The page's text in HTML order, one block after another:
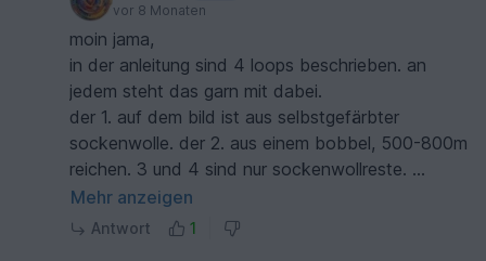
vor 8 Monaten
moin jama,
in der anleitung sind 4 loops beschrieben. an
jedem steht das garn mit dabei.
der 1. auf dem bild ist aus selbstgefärbter
sockenwolle. der 2. aus einem bobbel, 500-800m
reichen. 3 und 4 sind nur sockenwollreste.
such mal auf instagram nach #noosekal. dann
hast 1000 verschiedene :-D
Mehr anzeigen
Antwort 1